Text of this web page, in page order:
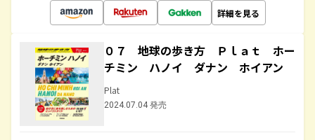
詳細を見る
０７ 地球の歩き方 Ｐｌａｔ ホー
チミン ハノイ ダナン ホイアン
Plat
2024.07.04 発売